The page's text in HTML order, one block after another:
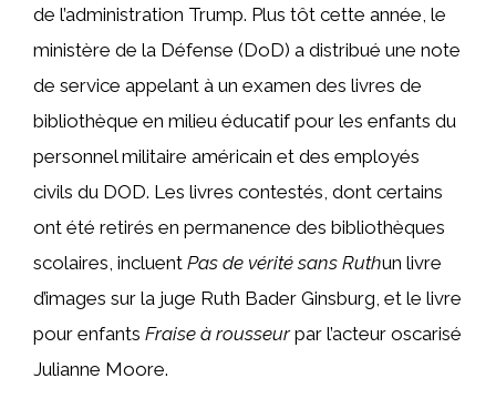
de l’administration Trump. Plus tôt cette année, le
ministère de la Défense (DoD) a distribué une note
de service appelant à un examen des livres de
bibliothèque en milieu éducatif pour les enfants du
personnel militaire américain et des employés
civils du DOD. Les livres contestés, dont certains
ont été retirés en permanence des bibliothèques
scolaires, incluent Pas de vérité sans Ruthun livre
d’images sur la juge Ruth Bader Ginsburg, et le livre
pour enfants Fraise à rousseurpar l’acteur oscarisé
Julianne Moore.